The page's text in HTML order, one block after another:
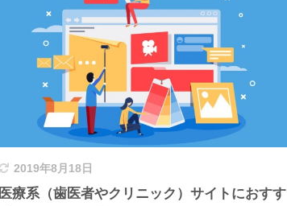
2019年8月18日
医療系（歯医者やクリニック）サイトにおすす